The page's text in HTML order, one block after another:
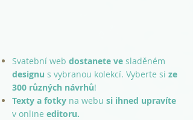
Svatební web dostanete ve sladěném
designu s vybranou kolekcí. Vyberte si ze
300 různých návrhů!
Texty a fotky na webu si ihned upravíte
v online editoru.